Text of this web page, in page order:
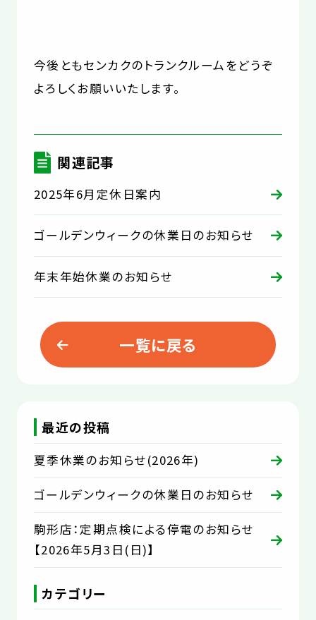
今後ともセンカクのトランクルームをどうぞ
よろしくお願いいたします。
関連記事
2025年6月定休日案内
ゴールデンウィークの休業日のお知らせ
年末年始休業のお知らせ
一覧に戻る
最近の投稿
夏季休業のお知らせ(2026年)
ゴールデンウィークの休業日のお知らせ
駒形店：定期点検による停電のお知らせ
【2026年5月3日(日)】
カテゴリー